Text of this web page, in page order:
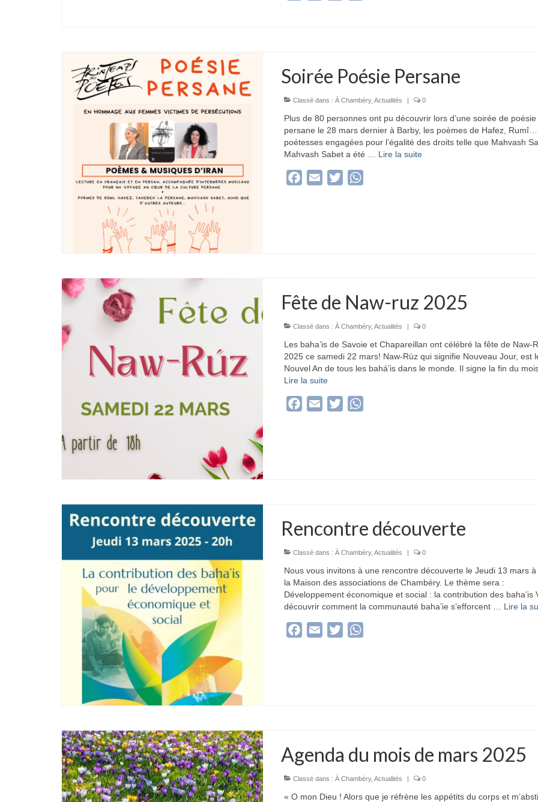
Soirée Poésie Persane
Classé dans : À Chambéry, Actualités | 0
Plus de 80 personnes ont pu découvrir lors d’une soirée de poésie
persane le 28 mars dernier à Barby, les poèmes de Hafez,
poétesses engagées pour l’égalité des droits telle que Mahvash
Mahvash Sabet a été … Lire la suite­­
Facebook
Email Twitter
Fête de Naw-ruz 2025
Classé dans : À Chambéry, Actualités | 0
Les baha’is de Savoie et Chapareillan ont célébré la fête de Naw-
2025 ce samedi 22 mars! Naw-Rùz qui signifie Nouveau Jour, est
Nouvel An de tous les bahá’is dans le monde. Il signe la fin du
Lire la suite­­
Facebook
Email Twitter
Rencontre découverte
Classé dans : À Chambéry, Actualités | 0
Nous vous invitons à une rencontre découverte le Jeudi 13 mars à
la Maison des associations de Chambéry. Le thème sera :
Développement économique et social : la contribution des baha’is
découvrir comment la communauté baha’ie s’efforcent … Lire la
Facebook
Email Twitter
Agenda du mois de mars 2025
Classé dans : À Chambéry, Actualités | 0
« O mon Dieu ! Alors que je réfrène les appétits du corps et